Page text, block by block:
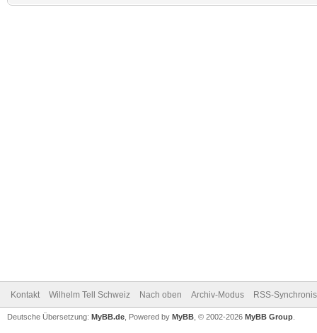
Kontakt Wilhelm Tell Schweiz Nach oben Archiv-Modus RSS-
Deutsche Übersetzung: MyBB.de , Powered by MyBB , © 2002-2026 MyBB Group